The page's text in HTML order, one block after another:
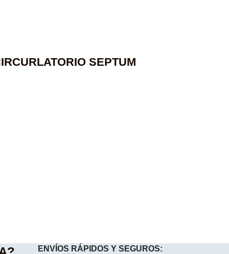
SEPTUM
ENVÍOS RÁPIDOS Y SEGUROS: